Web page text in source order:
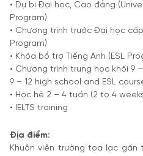
• Dự bị Đại học, Cao đẳng
Program)
• Chương trình trước Đại học
Program)
• Khóa bổ trợ Tiếng Anh (ESL
• Chương trình trung học khối 9
9 – 12 high school and ESL
• Học hè 2 – 4 tuần (2 to 4
• IELTS training
Địa điểm:
Khuôn viên trường tọa lạc gần